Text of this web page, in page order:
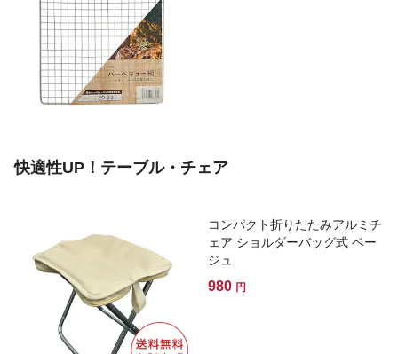
快適性UP！テーブル・チェア
コンパクト折りたたみアルミチ
ェア ショルダーバッグ式 ベー
ジュ
980 円